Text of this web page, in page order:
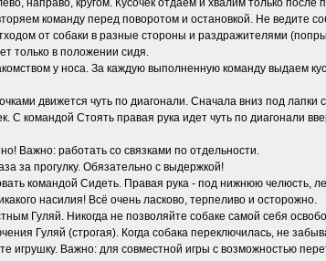
направо, кругом. Кусочек отдаем и хвалим только после
команду перед поворотом и остановкой. Не ведите
от собаки в разные стороны и раздражителями
только в положении сидя.
у носа. За каждую выполненную команду выдаем
движется чуть по диагонали. Сначала вниз под
С командой Стоять правая рука идет чуть по диагонали
Важно: работать со связками по отдельности.
за прогулку. Обязательно с выдержкой!
командой Сидеть. Правая рука - под нижнюю челюсть,
насилия! Всё очень ласково, терпеливо и осторожно.
Гуляй. Никогда не позволяйте собаке самой себя
Гуляй (строгая). Когда собака переключилась, не
игрушку. Важно: для совместной игры с возможностью